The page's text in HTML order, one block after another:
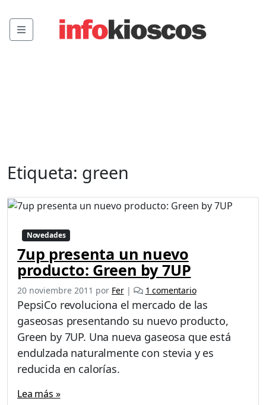
Menu
Etiqueta: green
Novedades
7up presenta un nuevo
producto: Green by 7UP
20 noviembre 2011 por Fer | 1 comentarioe
n
u
p
p
r
PepsiCo revoluciona el mercado de las
gaseosas presentando su nuevo producto,
Green by 7UP. Una nueva gaseosa que está
endulzada naturalmente con stevia y es
reducida en calorías.
Lea más »